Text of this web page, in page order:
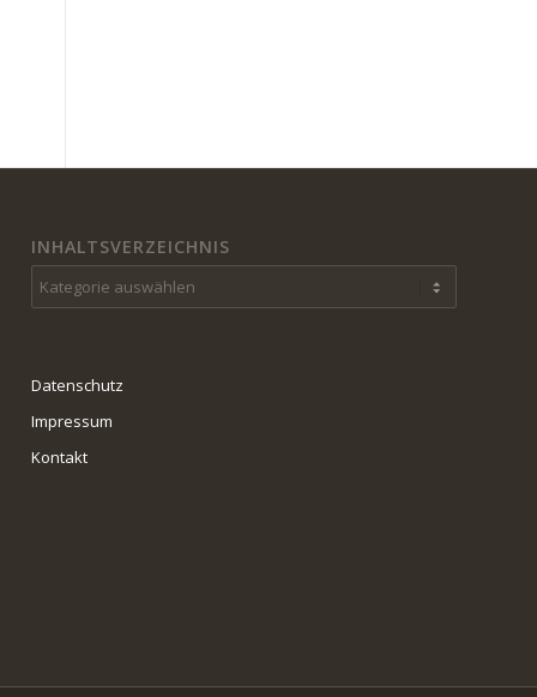
INHALTSVERZEICHNIS
Datenschutz
Impressum
Kontakt